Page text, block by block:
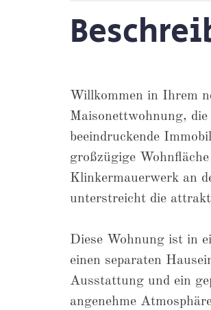
Willkommen in Ihrem
Maisonettwohnung,
beeindruckende
großzügige
Klinkermauerwerk an
unterstreicht die
Diese Wohnung ist in
einen separaten
Ausstattung und ein
angenehme